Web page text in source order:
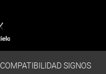
COMPATIBILIDAD SIGNOS